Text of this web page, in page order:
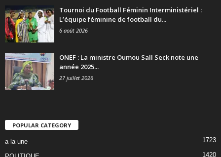
Tournoi du Football Féminin Interministériel :
L’équipe féminine de football du...
6 août 2026
ONEF : La ministre Oumou Sall Seck note une
année 2025...
27 juillet 2026
POPULAR CATEGORY
a la une 1723
1420